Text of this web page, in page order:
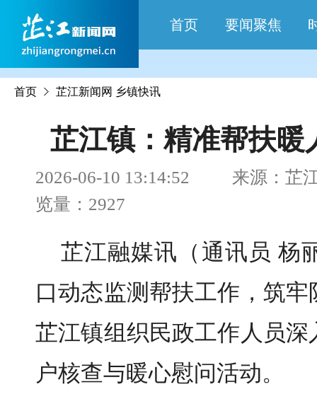
首页 要闻聚焦
首页 芷江新闻网 乡镇快讯
芷江镇：精准帮扶暖
2026-06-10 13:14:52 来源：芷
览量：2927
芷江融媒讯（通讯员 杨
口动态监测帮扶工作，筑
芷江镇组织民政工作人员
户核查与暖心慰问活动。